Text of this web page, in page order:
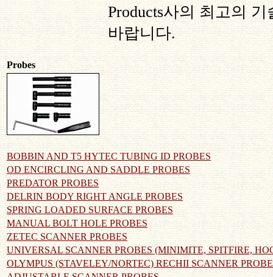
Products사의 최고의 기
바랍니다.
Probes
BOBBIN AND T5 HYTEC TUBING ID PROBES
OD ENCIRCLING AND SADDLE PROBES
PREDATOR PROBES
DELRIN BODY RIGHT ANGLE PROBES
SPRING LOADED SURFACE PROBES
MANUAL BOLT HOLE PROBES
ZETEC SCANNER PROBES
UNIVERSAL SCANNER PROBES (MINIMITE, SPITFIRE,
OLYMPUS (STAVELEY/NORTEC) RECHII SCANNER